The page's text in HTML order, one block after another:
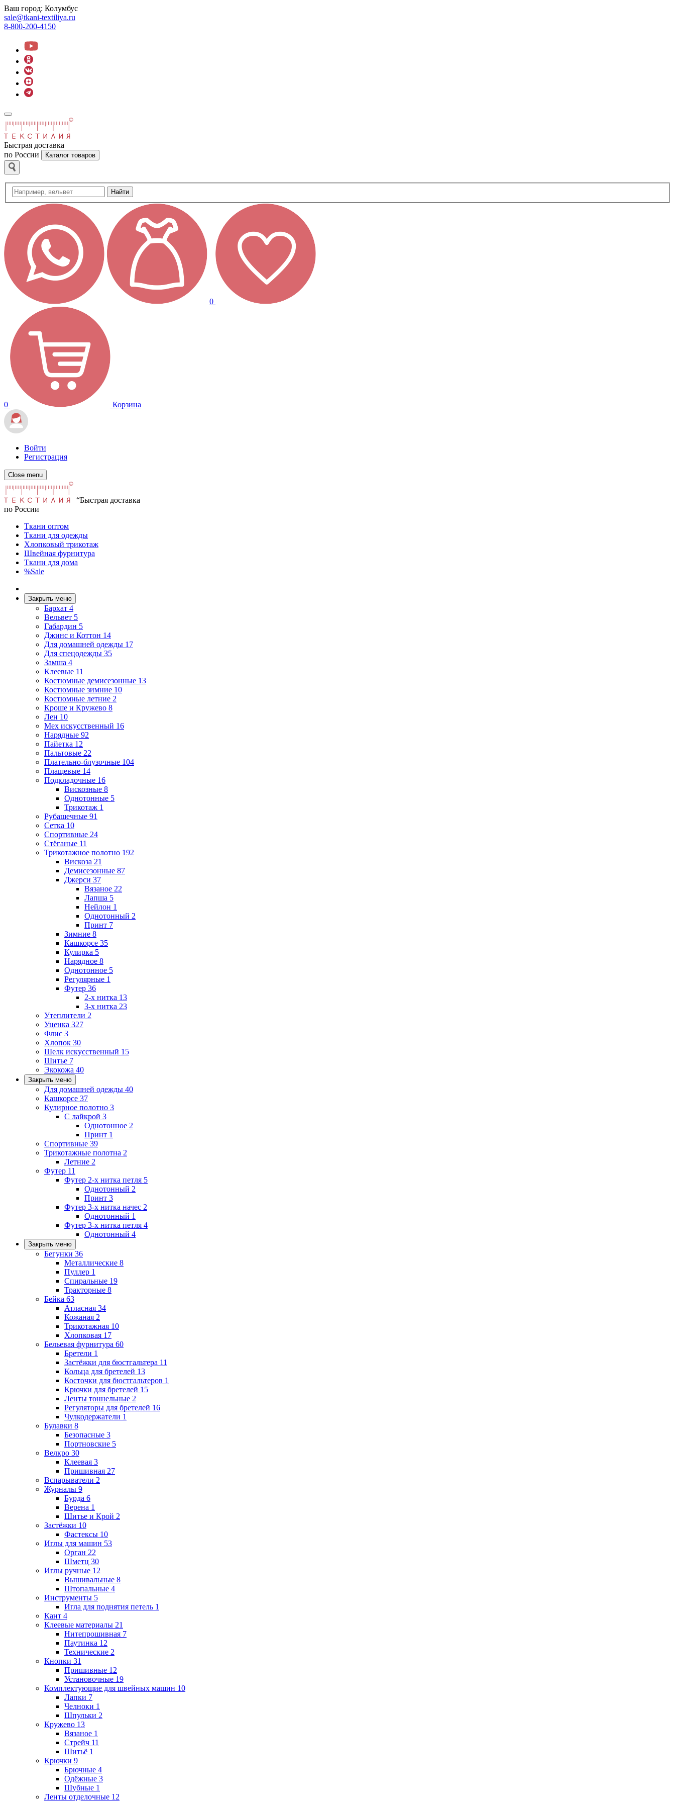
Ваш город: Колумбус
sale@tkani-textiliya.ru
8-800-200-4150
Быстрая доставка
по России
Каталог товаров
Найти
0
0 Корзина
Войти
Регистрация
Close menu
“Быстрая доставка
по России
Ткани оптом
Ткани для одежды
Хлопковый трикотаж
Швейная фурнитура
Ткани для дома
%Sale
Закрыть меню
Бархат 4
Вельвет 5
Габардин 5
Джинс и Коттон 14
Для домашней одежды 17
Для спецодежды 35
Замша 4
Клеевые 11
Костюмные демисезонные 13
Костюмные зимние 10
Костюмные летние 2
Кроше и Кружево 8
Лен 10
Мех искусственный 16
Нарядные 92
Пайетка 12
Пальтовые 22
Плательно-блузочные 104
Плащевые 14
Подкладочные 16
Вискозные 8
Однотонные 5
Трикотаж 1
Рубашечные 91
Сетка 10
Спортивные 24
Стёганые 11
Трикотажное полотно 192
Вискоза 21
Демисезонные 87
Джерси 37
Вязаное 22
Лапша 5
Нейлон 1
Однотонный 2
Принт 7
Зимние 8
Кашкорсе 35
Кулирка 5
Нарядное 8
Однотонное 5
Регулярные 1
Футер 36
2-х нитка 13
3-х нитка 23
Утеплители 2
Уценка 327
Флис 3
Хлопок 30
Шелк искусственный 15
Шитье 7
Экокожа 40
Закрыть меню
Для домашней одежды 40
Кашкорсе 37
Кулирное полотно 3
С лайкрой 3
Однотонное 2
Принт 1
Спортивные 39
Трикотажные полотна 2
Летние 2
Футер 11
Футер 2-х нитка петля 5
Однотонный 2
Принт 3
Футер 3-х нитка начес 2
Однотонный 1
Футер 3-х нитка петля 4
Однотонный 4
Закрыть меню
Бегунки 36
Металлические 8
Пуллер 1
Спиральные 19
Тракторные 8
Бейка 63
Атласная 34
Кожаная 2
Трикотажная 10
Хлопковая 17
Бельевая фурнитура 60
Бретели 1
Застёжки для бюстгальтера 11
Кольца для бретелей 13
Косточки для бюстгальтеров 1
Крючки для бретелей 15
Ленты тоннельные 2
Регуляторы для бретелей 16
Чулкодержатели 1
Булавки 8
Безопасные 3
Портновские 5
Велкро 30
Клеевая 3
Пришивная 27
Вспарыватели 2
Журналы 9
Бурда 6
Верена 1
Шитье и Крой 2
Застёжки 10
Фастексы 10
Иглы для машин 53
Орган 22
Шметц 30
Иглы ручные 12
Вышивальные 8
Штопальные 4
Инструменты 5
Игла для поднятия петель 1
Кант 4
Клеевые материалы 21
Нитепрошивная 7
Паутинка 12
Технические 2
Кнопки 31
Пришивные 12
Установочные 19
Комплектующие для швейных машин 10
Лапки 7
Челноки 1
Шпульки 2
Кружево 13
Вязаное 1
Стрейч 11
Шитьё 1
Крючки 9
Брючные 4
Одёжные 3
Шубные 1
Ленты отделочные 12